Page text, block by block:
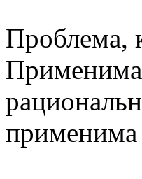
Проблема,
применима